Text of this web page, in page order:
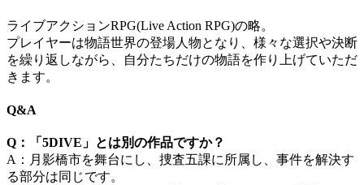
ライブアクションRPG(Live Action RPG)の略。
プレイヤーは物語世界の登場人物となり、様々な選択や決断
を繰り返しながら、自分たちだけの物語を作り上げていただ
きます。
Q&A
Q：「5DIVE」とは別の作品ですか？
A：月影橋市を舞台にし、捜査五課に所属し、事件を解決す
る部分は同じです。